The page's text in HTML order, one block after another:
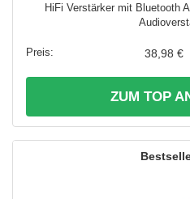
HiFi Verstärker mit Bluetooth
38,98 €
ZUM TOP